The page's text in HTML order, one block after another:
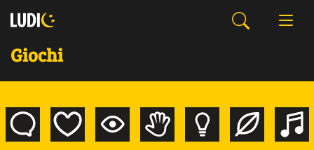
Giochi